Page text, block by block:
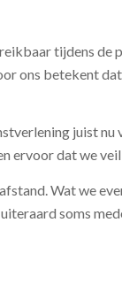
tijdens
ons betekent
juist
ervoor dat we
Wat we
soms